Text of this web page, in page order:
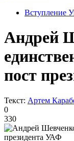
Вступление
Андрей
пост
Текст: Артем
0
330